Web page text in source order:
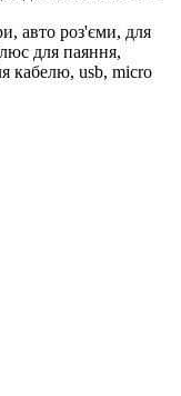
авто роз'єми, для
для паяння,
кабелю, usb, micro